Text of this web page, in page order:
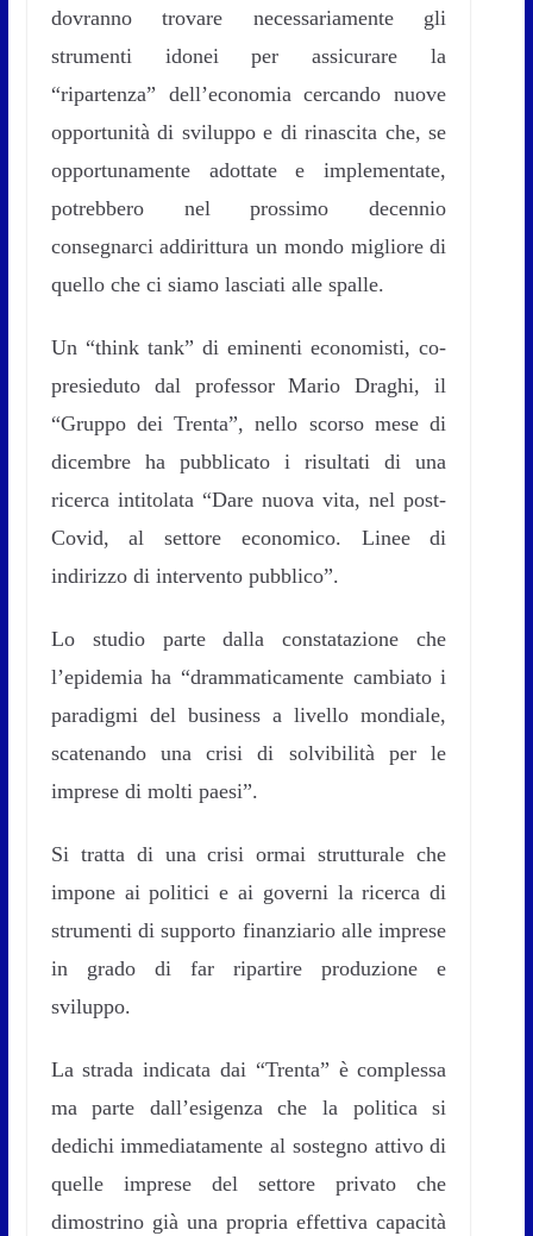
dovranno trovare necessariamente gli
strumenti idonei per assicurare la
“ripartenza” dell’economia cercando nuove
opportunità di sviluppo e di rinascita che, se
opportunamente adottate e implementate,
potrebbero nel prossimo decennio
consegnarci addirittura un mondo migliore di
quello che ci siamo lasciati alle spalle.
Un “think tank” di eminenti economisti, co-
presieduto dal professor Mario Draghi, il
“Gruppo dei Trenta”, nello scorso mese di
dicembre ha pubblicato i risultati di una
ricerca intitolata “Dare nuova vita, nel post-
Covid, al settore economico. Linee di
indirizzo di intervento pubblico”.
Lo studio parte dalla constatazione che
l’epidemia ha “drammaticamente cambiato i
paradigmi del business a livello mondiale,
scatenando una crisi di solvibilità per le
imprese di molti paesi”.
Si tratta di una crisi ormai strutturale che
impone ai politici e ai governi la ricerca di
strumenti di supporto finanziario alle imprese
in grado di far ripartire produzione e
sviluppo.
La strada indicata dai “Trenta” è complessa
ma parte dall’esigenza che la politica si
dedichi immediatamente al sostegno attivo di
quelle imprese del settore privato che
dimostrino già una propria effettiva capacità